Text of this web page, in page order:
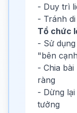
- Duy trì
- Tránh
Tổ chức
- Sử
"bên
- Chia
ràng
- Dừng
tưởng